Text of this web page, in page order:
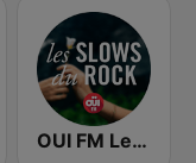
OUI FM Les Slows du Rock